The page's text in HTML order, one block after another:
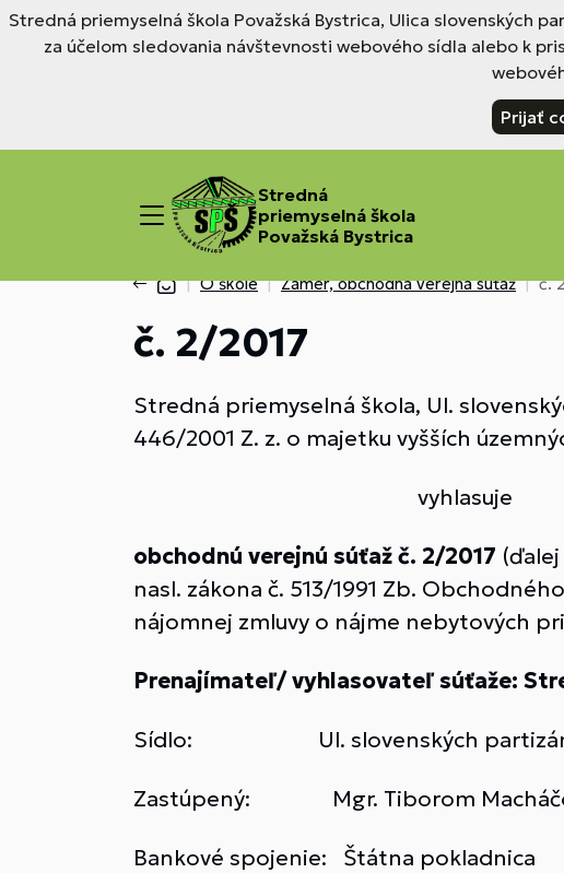
Stredná priemyselná škola Považská Bystrica, Ulica slovenských
za účelom sledovania návštevnosti webového sídla alebo k
Prijať
Stredná
priemyselná škola
Považská Bystrica
O škole Zámer, obchodná verejná súťaž č.
č. 2/2017
Stredná priemyselná škola, Ul.
446/2001 Z. z. o majetku vyšších
vyhlasuje
obchodnú verejnú súťaž č. 2/2017
nasl. zákona č. 513/1991 Zb.
nájomnej zmluvy o nájme nebytových
Prenajímateľ/ vyhlasovateľ súťaže:
Sídlo: Ul. slovenských partizánov
Zastúpený: Mgr. Tiborom
Bankové spojenie: Štátna pokladnica